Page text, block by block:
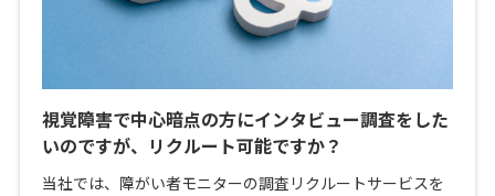
視覚障害で中心暗点の方にインタビュー調査をした
いのですが、リクルート可能ですか？
当社では、障がい者モニターの調査リクルートサービスを